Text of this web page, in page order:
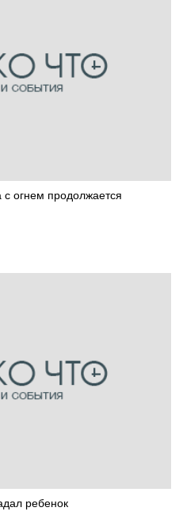
огнем продолжается
ребенок